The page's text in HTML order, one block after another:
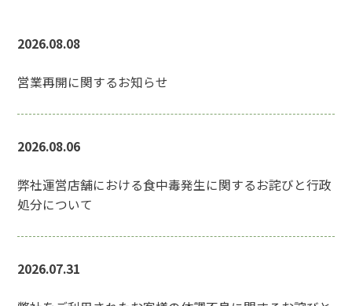
2026.08.08
営業再開に関するお知らせ
2026.08.06
弊社運営店舗における食中毒発生に関するお詫びと行政
処分について
2026.07.31